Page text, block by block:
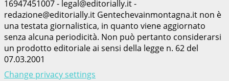
16947451007 - legal@editorially.it -
redazione@editorially.it Gentechevainmontagna.it non è
una testata giornalistica, in quanto viene aggiornato
senza alcuna periodicità. Non può pertanto considerarsi
un prodotto editoriale ai sensi della legge n. 62 del
07.03.2001
Change privacy settings